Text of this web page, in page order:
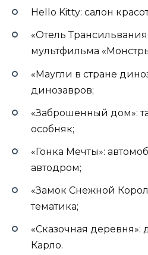
Hello Kitty: салон
«Отель
мультфильма
«Маугли в стране
динозавров;
«Заброшенный дом»:
особняк;
«Гонка Мечты»:
автодром;
«Замок Снежной
тематика;
«Сказочная
Карло.